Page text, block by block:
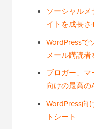
ソーシャル
イトを成長さ
WordPressで
メール購読
ブロガー、
向けの最高の
WordPress向
トシート